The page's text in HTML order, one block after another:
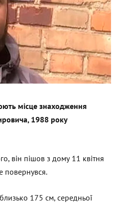
місце знаходження
1988 року
він пішов з дому 11 квітня
повернувся.
175 см, середньої